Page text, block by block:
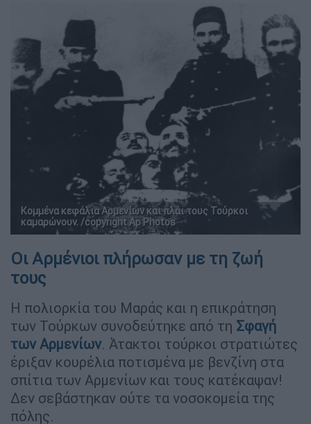
Κομμένα κεφάλια Αρμενίων και πλάι τους Τούρκοι
καμαρώνουν. /copyright Ap Photos
Οι Αρμένιοι πλήρωσαν με τη ζωή
τους
Η πολιορκία του Μαράς και η επικράτηση
των Τούρκων συνοδεύτηκε από τη Σφαγή
των Αρμενίων. Άτακτοι τούρκοι στρατιώτες
έριξαν κουρέλια ποτισμένα με βενζίνη στα
σπίτια των Αρμενίων και τους κατέκαψαν!
Δεν σεβάστηκαν ούτε τα νοσοκομεία της
πόλης.